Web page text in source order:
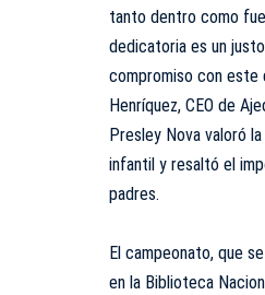
tanto dentro como
dedicatoria es un
compromiso con este
Henríquez, CEO de
Presley Nova valoró
infantil y resaltó el
padres.
El campeonato, que
en la Biblioteca